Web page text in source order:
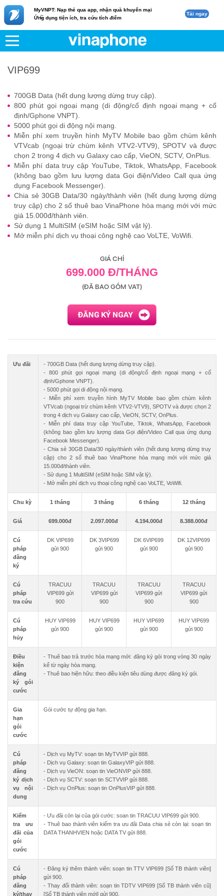
MyVNPT: Nạp thẻ qua app, nhận quà khuyến mại
Ứng dụng tiện ích, tra cứu tích điểm
c Tải ngay
VNPT VIP699
VIP699
700GB Data (hết dung lượng dừng truy cập).
800 phút gọi ngoại mạng (di động/cố định ngoại mạng + cố
định/Gphone VNPT).
5000 phút gọi di động nội mạng.
Miễn phí xem truyền hình MyTV Mobile bao gồm chùm kênh
VTVcab (ngoại trừ chùm kênh VTV2-VTV9), SPOTV và được
chọn 2 trong 4 dịch vụ Galaxy cao cấp, VieON, SCTV, OnPlus.
Miễn phí data truy cập YouTube, Tiktok, WhatsApp, Facebook
(không bao gồm lưu lượng data Gọi điện/Video Call qua ứng
dụng Facebook Messenger).
Chia sẻ 30GB Data/30 ngày/thành viên (hết dung lượng dừng
truy cập) cho 2 số thuê bao VinaPhone hòa mạng mới với mức
giá 15.000đ/thành viên.
Sử dụng 1 MultiSIM (eSIM hoặc SIM vật lý).
Mở miễn phí dịch vụ thoại công nghệ cao VoLTE, VoWifi.
GIÁ CHỈ
699.000 Đ/THÁNG
(ĐÃ BAO GỒM VAT)
Ưu đãi
- 700GB Data (hết dung lượng dừng truy cập).
- 800 phút gọi ngoại mạng (di động/cố định ngoại mạng + cố
định/Gphone VNPT).
- 5000 phút gọi di động nội mạng.
- Miễn phí xem truyền hình MyTV Mobile bao gồm chùm kênh
VTVcab (ngoại trừ chùm kênh VTV2-VTV9), SPOTV và được chọn 2
trong 4 dịch vụ Galaxy cao cấp, VieON, SCTV, OnPlus.
- Miễn phí data truy cập YouTube, Tiktok, WhatsApp, Facebook
(không bao gồm lưu lượng data Gọi điện/Video Call qua ứng dụng
Facebook Messenger).
- Chia sẻ 30GB Data/30 ngày/thành viên (hết dung lượng dừng truy
cập) cho 2 số thuê bao VinaPhone hòa mạng mới với mức giá
15.000đ/thành viên.
- Sử dụng 1 MultiSIM (eSIM hoặc SIM vật lý).
- Mở miễn phí dịch vụ thoại công nghệ cao VoLTE, VoWifi.
Chu kỳ 1 tháng 3 tháng 6 tháng 12 tháng
Giá 699.000đ 2.097.000đ 4.194.000đ 8.388.000đ
Cú
pháp
đăng
ký
DK VIP699
gửi 900
DK 3VIP699
gửi 900
DK 6VIP699
gửi 900
DK 12VIP699
gửi 900
Cú
pháp
tra cứu
TRACUU
VIP699 gửi
900
TRACUU
VIP699 gửi
900
TRACUU
VIP699 gửi
900
TRACUU
VIP699 gửi
900
Cú
pháp
hủy
HUY VIP699
gửi 900
HUY VIP699
gửi 900
HUY VIP699
gửi 900
HUY VIP699
gửi 900
Điều
kiện
đăng
ký gói
cước
- Thuê bao trả trước hòa mạng mới: đăng ký gói trong vòng 30 ngày
kể từ ngày hòa mạng.
- Thuê bao hiện hữu: theo điều kiện tiêu dùng được đăng ký gói.
Gia
hạn
gói
cước
Gói cước tự động gia hạn.
Cú
pháp
đăng
ký dịch
vụ nội
dung
- Dịch vụ MyTV: soạn tin MyTVVIP gửi 888.
- Dịch vụ Galaxy: soạn tin GalaxyVIP gửi 888.
- Dịch vụ VieON: soạn tin VieONVIP gửi 888.
- Dịch vụ SCTV: soạn tin SCTVVIP gửi 888.
- Dịch vụ OnPlus: soạn tin OnPlusVIP gửi 888.
Kiểm
tra ưu
đãi của
gói
cước
- Ưu đãi còn lại của gói cước: soan tin TRACUU VIP699 gửi 900.
- Thuê bao thành viên kiểm tra ưu đãi Data chia sẻ còn lại: soạn tin
DATA THANHVIEN hoặc DATA TV gửi 888.
Cú
pháp
đăng
ký/thay
- Đăng ký thêm thành viên: soạn tin TTV VIP699 [Số TB thành viên]
gửi 900.
- Thay đổi thành viên: soạn tin TDTV VIP699 [Số TB thành viên cũ]
[Số TB thành viên mới] gửi 900.